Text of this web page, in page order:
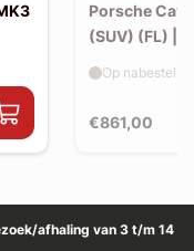
Porsche
(SUV) (FL) |
€861,00
Op
afhaling van 3 t/m 14